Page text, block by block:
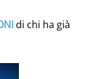
di chi ha già